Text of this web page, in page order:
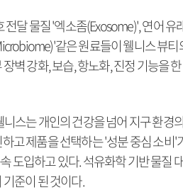
달 물질 '엑소좀(Exosome)', 연어 유
같은 원료들이 웰니스 뷰
벽 강화, 보습, 항노화, 진정 기능을
스는 개인의 건강을 넘어 지구 환경
고 제품을 선택하는 '성분 중심 소비
도입하고 있다. 석유화학 기반 물질
준이 된 것이다.